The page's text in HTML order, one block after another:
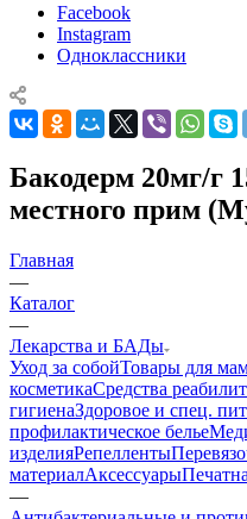
Facebook
Instagram
Одноклассники
Бакодерм 20мг/г
местного прим
Главная
—
Каталог
—
Лекарства и БАДы
Уход за собойТовары для
косметикаСредства
гигиенаЗдоровое и спец.
профилактическое белье
изделияРепелленты
материалАксессуары
—